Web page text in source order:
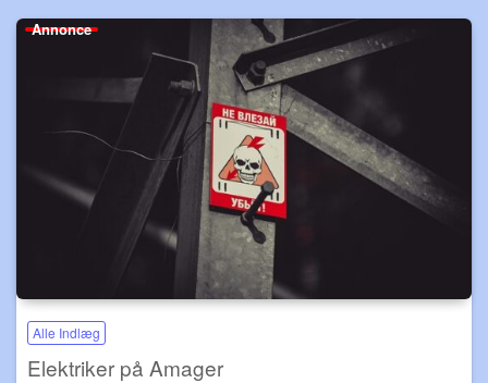
Annonce
Alle Indlæg
Elektriker på Amager